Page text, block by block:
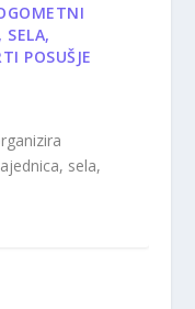
POSUŠJE
sela,